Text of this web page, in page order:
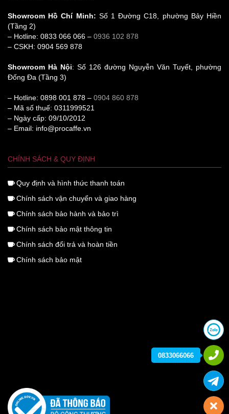
Showroom Hồ Chí Minh: Số 1 Đường C18, phường Bảy Hiền
(Tầng 2)
– Hotline: 0833 066 066 – 0936 102 878
– CSKH: 0904 569 878
Showroom Hà Nội: Số 126 đường Nguyễn Văn Tuyết, phường
Đống Đa (Tầng 3)
– Hotline: 0898 001 878 – 0904 860 878
– Mã số thuế: 0311999521
– Ngày cấp: 09/10/2012
– Email: info@procaffe.vn
CHÍNH SÁCH & QUY ĐỊNH
Quy định và hình thức thanh toán
Chính sách vận chuyển và giao hàng
Chính sách bảo hành và bảo trì
Chính sách bảo mật thông tin
Chính sách đổi trả và hoàn tiền
Chính sách bảo mật
0833066066